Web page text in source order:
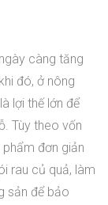
càng tăng
đó, ở nông
lợi thế lớn để
Tùy theo vốn
đơn giản
rau củ quả, làm
sản để bảo